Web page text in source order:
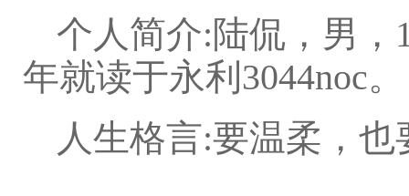
个人简介:陆侃，男，
年就读于永利3044noc。
人生格言:要温柔，